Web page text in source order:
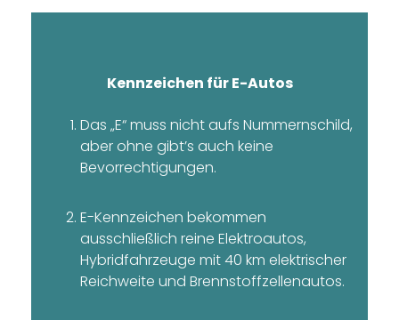
Kennzeichen für E-Autos
Das „E“ muss nicht aufs Nummernschild,
aber ohne gibt’s auch keine
Bevorrechtigungen.
E-Kennzeichen bekommen
ausschließlich reine Elektroautos,
Hybridfahrzeuge mit 40 km elektrischer
Reichweite und Brennstoffzellenautos.